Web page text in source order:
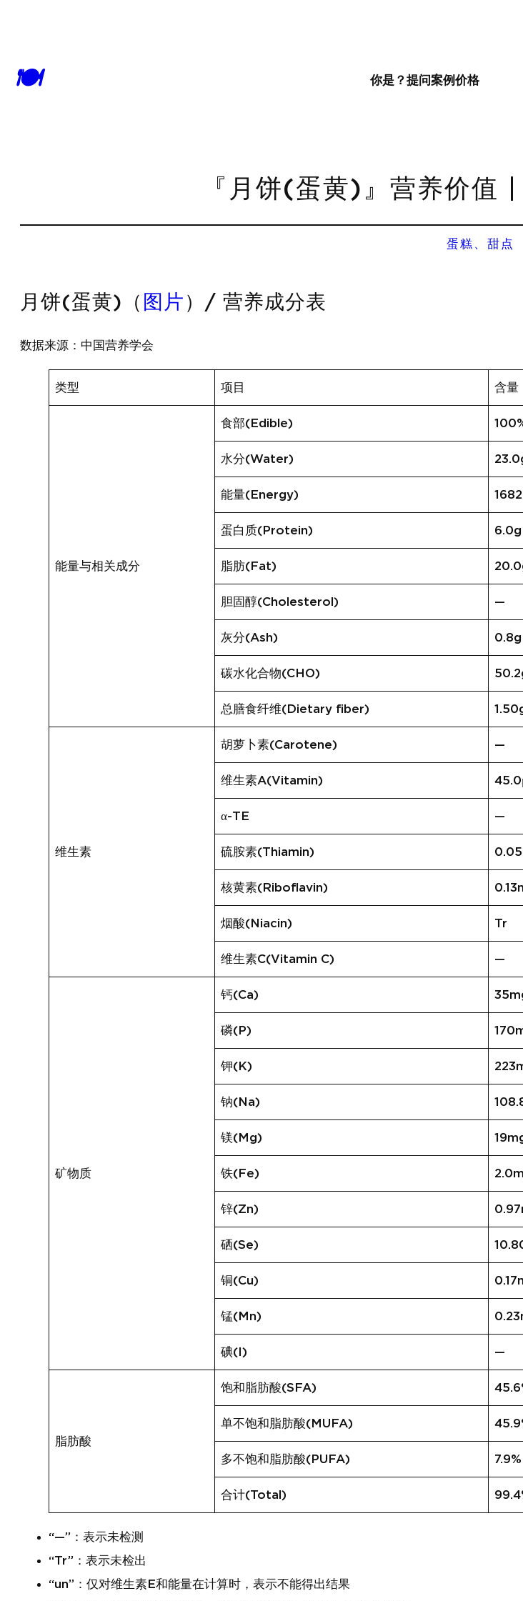
🍽 你是？ 提问案例价格
『月饼(蛋黄)』营养价值
蛋糕、甜点
月饼(蛋黄)（ 图片 ）/ 营养成分表
数据来源：中国营养学会
类型 项目 含量
能量与相关成分
食部(Edible)
水分(Water)
能量(Energy)
蛋白质(Protein) 6.0g
脂肪(Fat)
胆固醇(Cholesterol) —
灰分(Ash) 0.8g
碳水化合物(CHO)
总膳食纤维(Dietary fiber)
维生素
胡萝卜素(Carotene) —
维生素A(Vitamin)
α-TE —
硫胺素(Thiamin)
核黄素(Riboflavin)
烟酸(Niacin) Tr
维生素C(Vitamin C) —
矿物质
钙(Ca)
磷(P)
钾(K)
钠(Na)
镁(Mg)
铁(Fe)
锌(Zn)
硒(Se)
铜(Cu)
锰(Mn)
碘(I) —
脂肪酸
饱和脂肪酸(SFA)
单不饱和脂肪酸(MUFA)
多不饱和脂肪酸(PUFA) 7.9%
合计(Total)
“—”：表示未检测
“Tr”：表示未检出
“un”：仅对维生素E和能量在计算时，表示不能得出结果